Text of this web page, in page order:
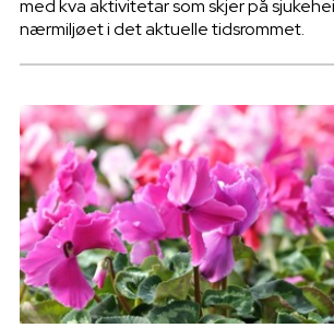
med kva aktivitetar som skjer på
nærmiljøet i det aktuelle tidsrommet.